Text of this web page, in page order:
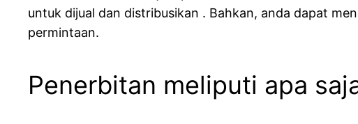
untuk dijual dan distribusikan . Bahkan, anda dapat
permintaan.
Penerbitan meliputi apa